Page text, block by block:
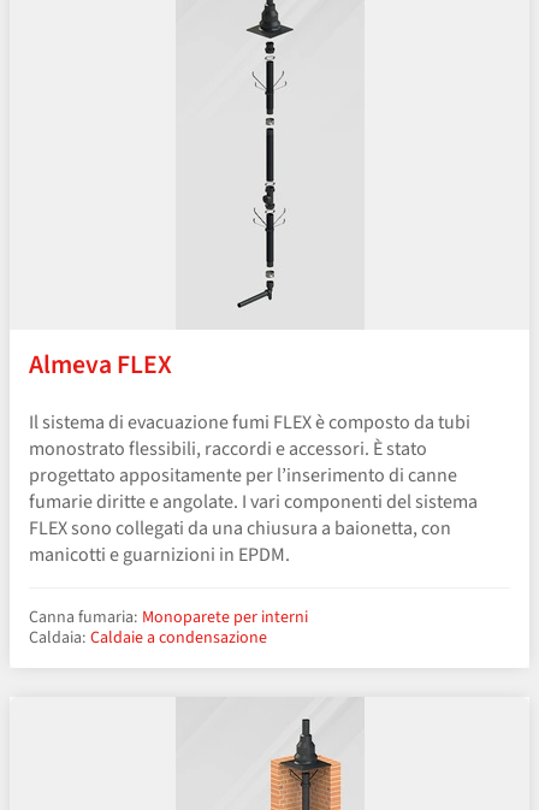
Almeva FLEX
Il sistema di evacuazione fumi FLEX è composto da tubi
monostrato flessibili, raccordi e accessori. È stato
progettato appositamente per l’inserimento di canne
fumarie diritte e angolate. I vari componenti del sistema
FLEX sono collegati da una chiusura a baionetta, con
manicotti e guarnizioni in EPDM.
Canna fumaria: Monoparete per interni
Caldaia: Caldaie a condensazione